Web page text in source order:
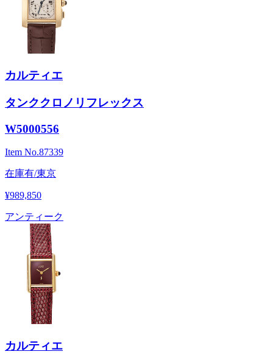
カルティエ
タンククロノリフレックス
W5000556
Item No.87339
在庫有/東京
¥989,850
アンティーク
カルティエ